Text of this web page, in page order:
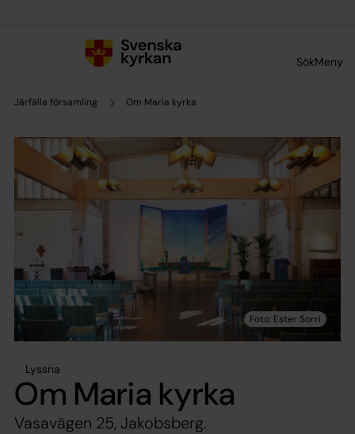
SökMeny
Järfälla församling Om Maria kyrka
Lyssna
Om Maria kyrka
Vasavägen 25, Jakobsberg.